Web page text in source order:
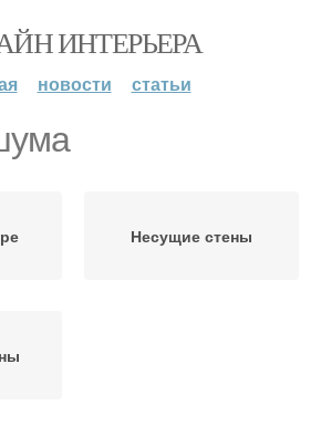
ИНТЕРЬЕРА
новости статьи
Несущие стены